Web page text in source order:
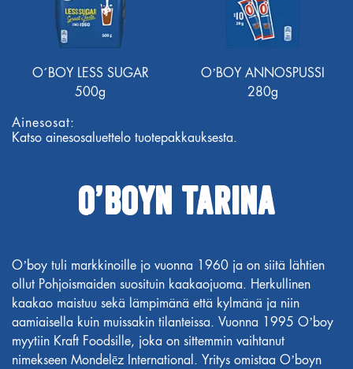
O´BOY LESS SUGAR
500g
O’BOY ANNOSPUSSI
280g
Ainesosat:
Katso ainesosaluettelo tuotepakkauksesta.
O’boyn tarina
O’boy tuli markkinoille jo vuonna 1960 ja on siitä lähtien
ollut Pohjoismaiden suosituin kaakaojuoma. Herkullinen
kaakao maistuu sekä lämpimänä että kylmänä ja niin
aamiaisella kuin muissakin tilanteissa. Vuonna 1995 O’boy
myytiin Kraft Foodsille, joka on sittemmin vaihtanut
nimekseen Mondelēz International. Yritys omistaa O’boyn